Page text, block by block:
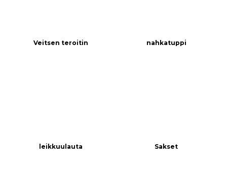
Veitsen teroitin nahkatuppi
leikkuulauta Sakset